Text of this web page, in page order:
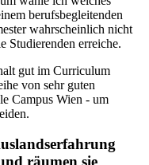
berufsbegleitenden
wahrscheinlich nicht
Studierenden erreiche.
gut im Curriculum
von sehr guten
Campus Wien - um
räumen sie